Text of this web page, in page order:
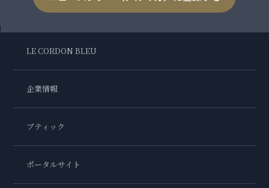
LE CORDON BLEU
企業情報
ブティック
ポータルサイト